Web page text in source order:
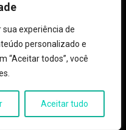
experiência de
personalizado e
“Aceitar todos”, você
Aceitar tudo
IA: INTEGRADA